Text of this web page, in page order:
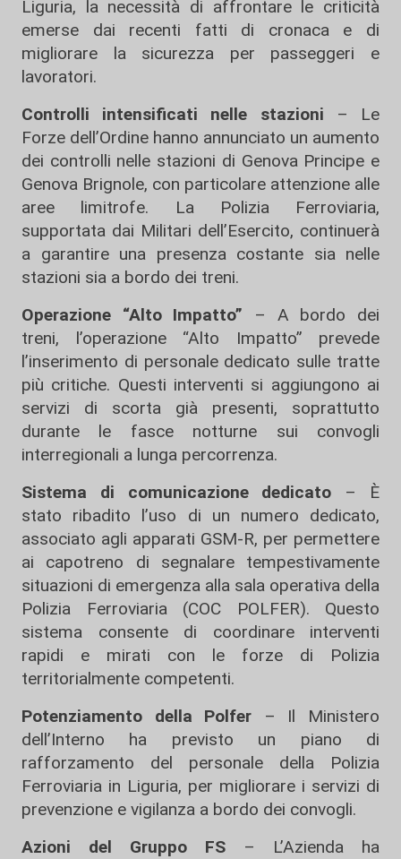
Liguria, la necessità di affrontare le criticità
emerse dai recenti fatti di cronaca e di
migliorare la sicurezza per passeggeri e
lavoratori.
Controlli intensificati nelle stazioni – Le
Forze dell’Ordine hanno annunciato un aumento
dei controlli nelle stazioni di Genova Principe e
Genova Brignole, con particolare attenzione alle
aree limitrofe. La Polizia Ferroviaria,
supportata dai Militari dell’Esercito, continuerà
a garantire una presenza costante sia nelle
stazioni sia a bordo dei treni.
Operazione “Alto Impatto” – A bordo dei
treni, l’operazione “Alto Impatto” prevede
l’inserimento di personale dedicato sulle tratte
più critiche. Questi interventi si aggiungono ai
servizi di scorta già presenti, soprattutto
durante le fasce notturne sui convogli
interregionali a lunga percorrenza.
Sistema di comunicazione dedicato – È
stato ribadito l’uso di un numero dedicato,
associato agli apparati GSM-R, per permettere
ai capotreno di segnalare tempestivamente
situazioni di emergenza alla sala operativa della
Polizia Ferroviaria (COC POLFER). Questo
sistema consente di coordinare interventi
rapidi e mirati con le forze di Polizia
territorialmente competenti.
Potenziamento della Polfer – Il Ministero
dell’Interno ha previsto un piano di
rafforzamento del personale della Polizia
Ferroviaria in Liguria, per migliorare i servizi di
prevenzione e vigilanza a bordo dei convogli.
Azioni del Gruppo FS – L’Azienda ha